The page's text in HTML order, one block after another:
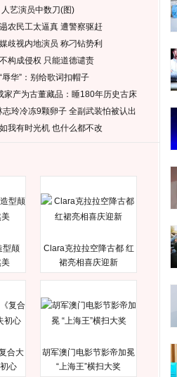
艺演员中数刀(图)
农民工太逼真 遭警察驱赶
歧视内地演员 称刁钻势利
构成侵权 只能道德谴责
辱华”：别给歌词扣帽子
家产为古董藏品：睡180年历史古床
志玲冷冻9颗卵子 全副武装怕被认出
我有时光机 也什么都不改
型颠
美
Clara克拉拉空降古都 红
裙亮相喜庆迎新
合大
心
胡军澳门电影节影帝加冕
“上海王”横扫大奖